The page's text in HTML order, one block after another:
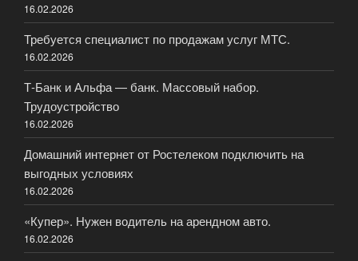
16.02.2026
Требуется специалист по продажам услуг МТС.
16.02.2026
Т-Банк и Альфа — банк. Массовый набор.
Трудоустройство
16.02.2026
Домашний интернет от Ростелеком подключить на
выгодных условиях
16.02.2026
«Купер». Нужен водитель на арендном авто.
16.02.2026